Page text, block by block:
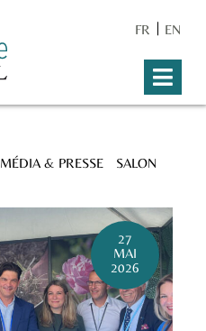
FR EN
MÉDIA & PRESSE SALON
27
MAI
2026